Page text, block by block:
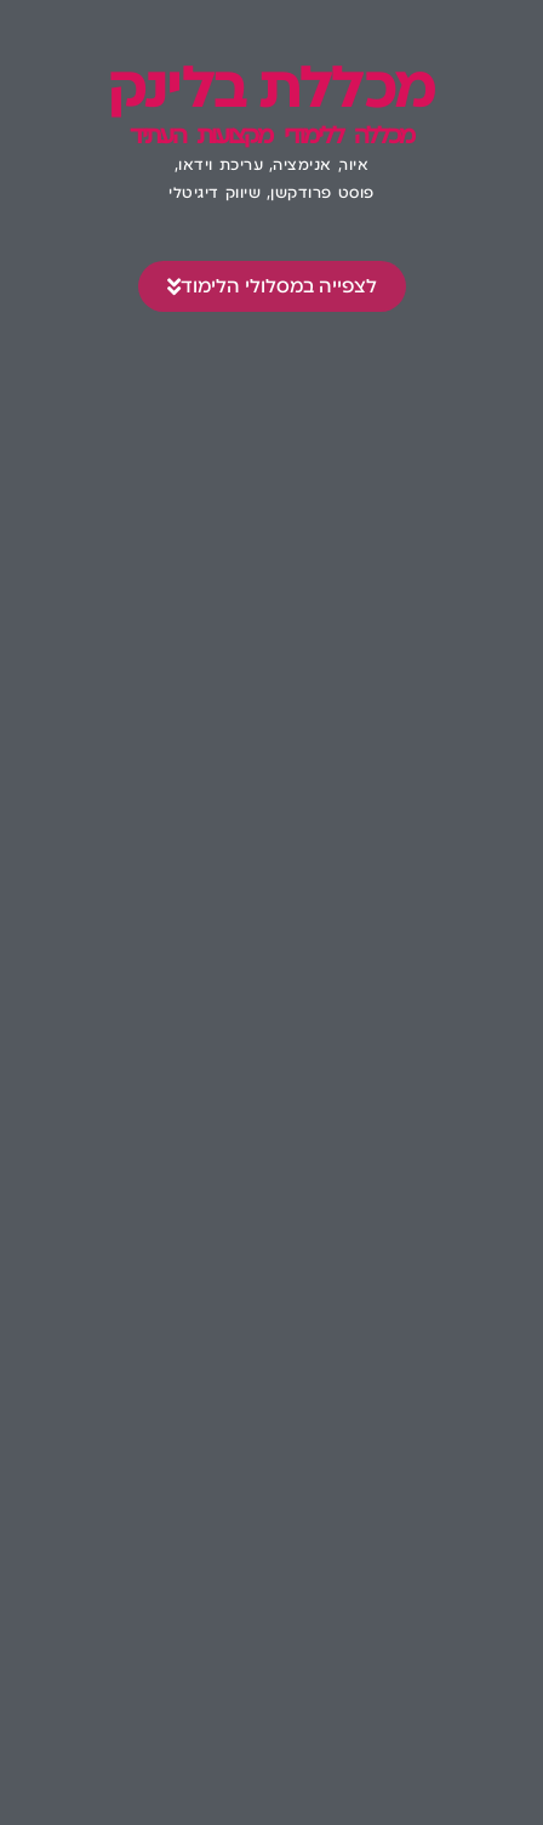
מכללת בלינק
מכללה ללימודי מקצועות העתיד
איור, אנימציה, עריכת וידאו,
פוסט פרודקשן, שיווק דיגיטלי
לצפייה במסלולי הלימוד